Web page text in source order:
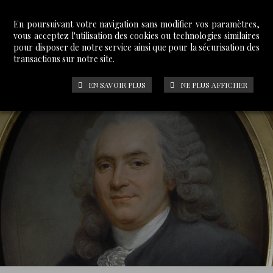
En poursuivant votre navigation sans modifier vos paramètres,
vous acceptez l'utilisation des cookies ou technologies similaires
pour disposer de notre service ainsi que pour la sécurisation des
transactions sur notre site.
NE PLUS AFFICHER
EN SAVOIR PLUS